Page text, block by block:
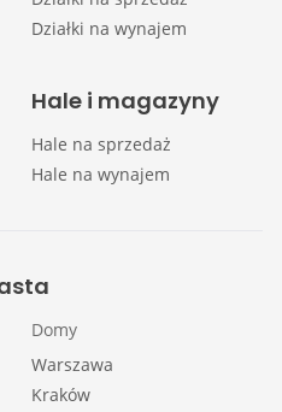
Działki na wynajem
Hale i magazyny
Hale na sprzedaż
Hale na wynajem
Domy
Warszawa
Kraków